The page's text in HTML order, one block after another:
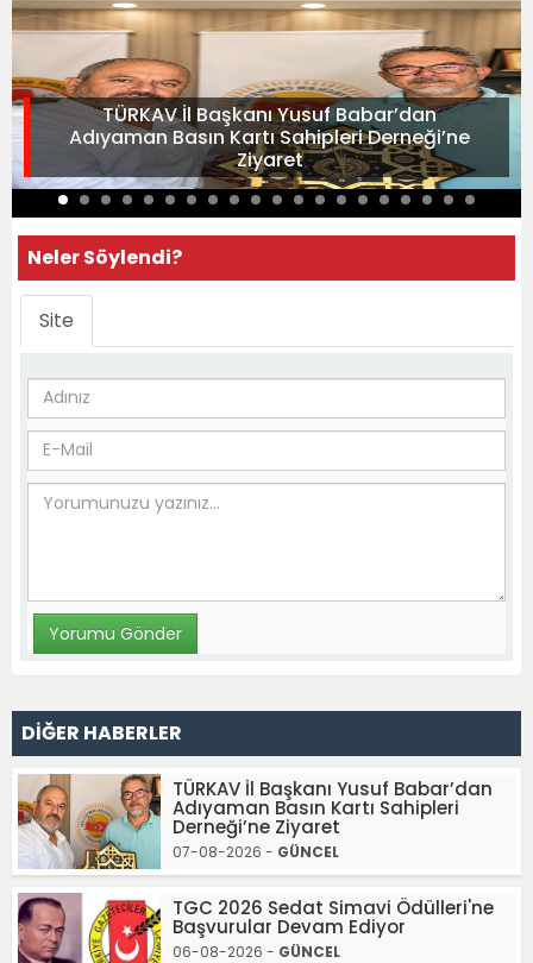
TÜRKAV İl Başkanı Yusuf Babar’dan
Adıyaman Basın Kartı Sahipleri Derneği’ne
Ziyaret
Neler Söylendi?
Site
DİĞER HABERLER
TÜRKAV İl Başkanı Yusuf Babar’dan
Adıyaman Basın Kartı Sahipleri
Derneği’ne Ziyaret
07-08-2026 - GÜNCEL
TGC 2026 Sedat Simavi Ödülleri'ne
Başvurular Devam Ediyor
06-08-2026 - GÜNCEL